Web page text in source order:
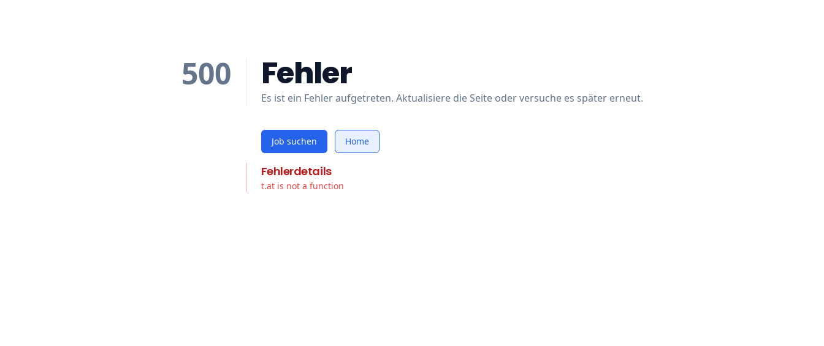
500 Fehler
Es ist ein Fehler aufgetreten. Aktualisiere die Seite oder versuche es später erneut.
Job suchen Home
Fehlerdetails
t.at is not a function